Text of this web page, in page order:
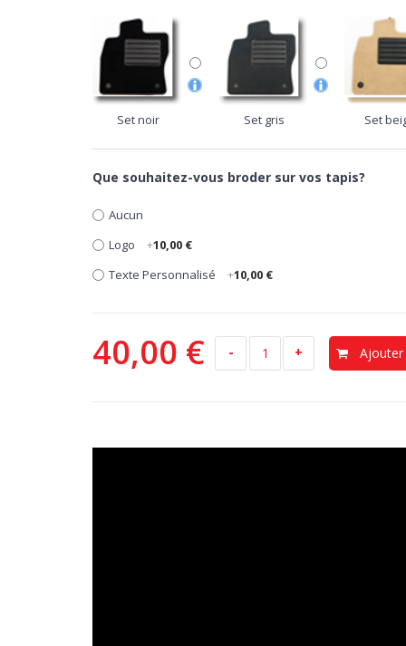
Set noir Set gris Set
Que souhaitez-vous broder sur vos tapis?
Aucun
Logo
+10,00 €
Texte Personnalisé
+10,00 €
40,00 € - + Ajouter